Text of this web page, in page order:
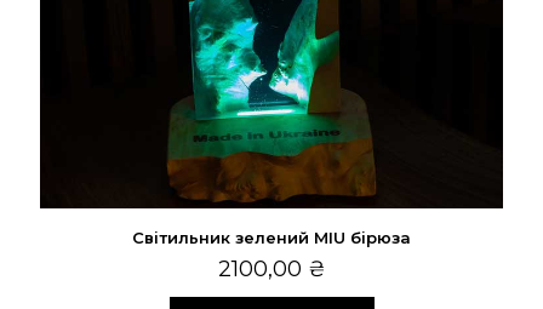
Світильник зелений MIU бірюза
2100,00 ₴